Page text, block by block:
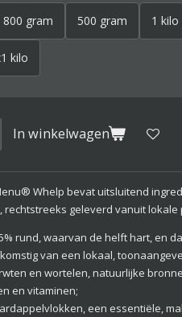
800 gram 500 gram 1 kilo
kilo
In winkelwagen
Whelp bevat uitsluitend
rechtstreeks geleverd vanuit
waarvan de helft hart, en
van een lokaal,
en wortelen, natuurlijke
en vitaminen;
een essentiële,